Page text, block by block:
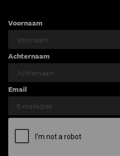
Voornaam
Achternaam
Email